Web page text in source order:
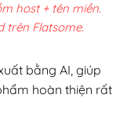
host + tên miền.
trên Flatsome.
bằng AI, giúp
hoàn thiện rất